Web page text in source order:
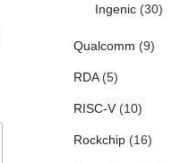
Ingenic(30)
Qualcomm (9)
RDA(5)
RISC-V(10)
Rockchip(16)